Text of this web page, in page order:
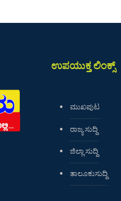
ಉಪಯುಕ್ತ ಲಿಂಕ್ಸ್
ಮುಖಪುಟ
ರಾಜ್ಯ ಸುದ್ದಿ
ಜಿಲ್ಲಾ ಸುದ್ದಿ
ತಾಲೂಕುಸುದ್ದಿ